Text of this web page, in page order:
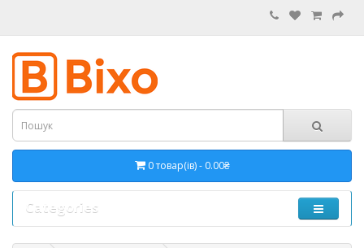
0 товар(ів) - 0.00₴
Categories